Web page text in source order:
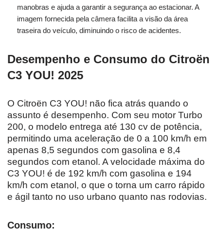
manobras e ajuda a garantir a segurança ao estacionar. A
imagem fornecida pela câmera facilita a visão da área
traseira do veículo, diminuindo o risco de acidentes.
Desempenho e Consumo do Citroën
C3 YOU! 2025
O Citroën C3 YOU! não fica atrás quando o
assunto é desempenho. Com seu motor Turbo
200, o modelo entrega até 130 cv de potência,
permitindo uma aceleração de 0 a 100 km/h em
apenas 8,5 segundos com gasolina e 8,4
segundos com etanol. A velocidade máxima do
C3 YOU! é de 192 km/h com gasolina e 194
km/h com etanol, o que o torna um carro rápido
e ágil tanto no uso urbano quanto nas rodovias.
Consumo: